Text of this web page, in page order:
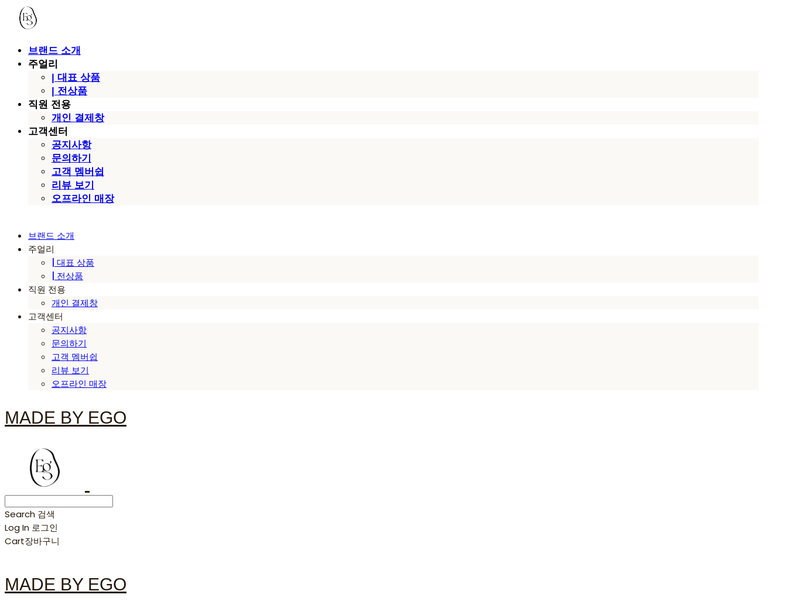
브랜드 소개
주얼리
| 대표 상품
| 전상품
직원 전용
개인 결제창
고객센터
공지사항
문의하기
고객 멤버쉽
리뷰 보기
오프라인 매장
브랜드 소개
주얼리
| 대표 상품
| 전상품
직원 전용
개인 결제창
고객센터
공지사항
문의하기
고객 멤버쉽
리뷰 보기
오프라인 매장
MADE BY EGO
Search 검색
Log In 로그인
Cart장바구니
MADE BY EGO